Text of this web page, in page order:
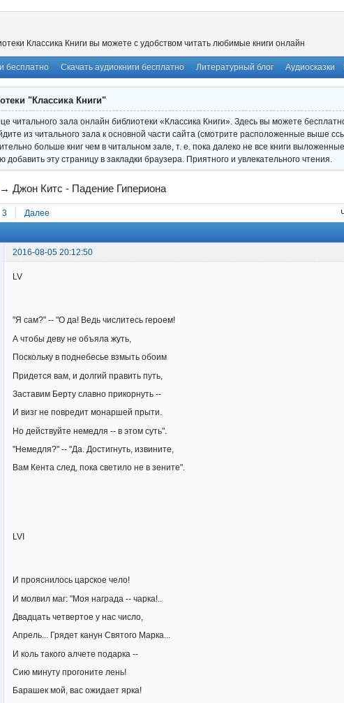
Классика Книги вы можете с удобством читать любимые книги онлайн
бесплатно Скачать аудиокниги бесплатно Литературный блог Аудиосказки
"Классика Книги"
читального зала онлайн библиотеки «Классика Книги». Здесь вы можете
из читального зала к основной части сайта (смотрите расположенные выше
больше книг чем в читальном зале, т. е. пока далеко не все книги
добавить эту страницу в закладки браузера. Приятного и увлекательного чтения.
→Джон Китс - Падение Гипериона
3 Далее
2016-08-05 20:12:50
LV
"Я сам?" -- "О да! Ведь числитесь героем!
А чтобы деву не объяла жуть,
Поскольку в поднебесье взмыть обоим
Придется вам, и долгий править путь,
Заставим Берту славно прикорнуть --
И визг не повредит монаршей прыти.
Но действуйте немедля -- в этом суть".
"Немедля?" -- "Да. Достигнуть, извините,
Вам Кента след, пока светило не в зените".
LVI
И прояснилось царское чело!
И молвил маг: "Моя награда -- чарка!..
Двадцать четвертое у нас число,
Апрель... Грядет канун Святого Марка...
И коль такого алчете подарка --
Сию минуту прогоните лень!
Барашек мой, вас ожидает ярка!